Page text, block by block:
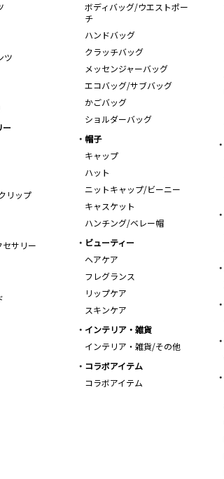
ツ
ボディバッグ/ウエストポー
チ
ハンドバッグ
クラッチバッグ
メッセンジャーバッグ
エコバッグ/サブバッグ
かごバッグ
ショルダーバッグ
ー
リップ
セサリー
帽子
キャップ
ハット
ニットキャップ/ビーニー
キャスケット
ハンチング/ベレー帽
ビューティー
ヘアケア
フレグランス
リップケア
スキンケア
インテリア・雑貨
インテリア・雑貨/その他
コラボアイテム
コラボアイテム